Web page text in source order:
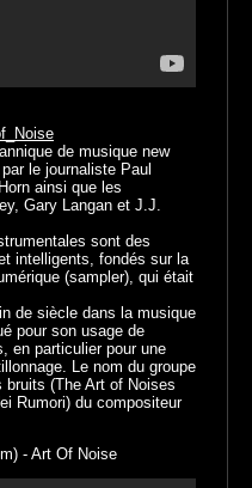
de musique new
le journaliste Paul
ainsi que les
Gary Langan et J.J.
sont des
intelligents, fondés sur la
(sampler), qui était
de siècle dans la musique
pour son usage de
en particulier pour une
Le nom du groupe
(The Art of Noises
Rumori) du compositeur
- Art Of Noise